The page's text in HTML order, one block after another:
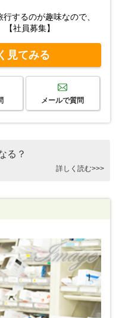
するのが趣味なので、
社員募集】
見てみる
メールで質問
る？
詳しく読む>>>